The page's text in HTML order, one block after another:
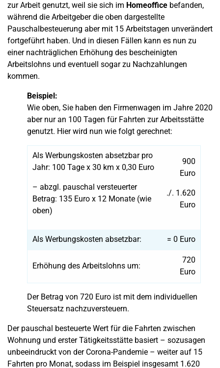
zur Arbeit genutzt, weil sie sich im Homeoffice befanden,
während die Arbeitgeber die oben dargestellte
Pauschalbesteuerung aber mit 15 Arbeitstagen unverändert
fortgeführt haben. Und in diesen Fällen kann es nun zu
einer nachträglichen Erhöhung des bescheinigten
Arbeitslohns und eventuell sogar zu Nachzahlungen
kommen.
Beispiel:
Wie oben, Sie haben den Firmenwagen im Jahre 2020
aber nur an 100 Tagen für Fahrten zur Arbeitsstätte
genutzt. Hier wird nun wie folgt gerechnet:
Als Werbungskosten absetzbar pro
Jahr: 100 Tage x 30 km x 0,30 Euro
– abzgl. pauschal versteuerter
Betrag: 135 Euro x 12 Monate (wie
oben)
900
Euro
./. 1.620
Euro
Als Werbungskosten absetzbar: = 0 Euro
Erhöhung des Arbeitslohns um:
720
Euro
Der Betrag von 720 Euro ist mit dem individuellen
Steuersatz nachzuversteuern.
Der pauschal besteuerte Wert für die Fahrten zwischen
Wohnung und erster Tätigkeitsstätte basiert – sozusagen
unbeeindruckt von der Corona-Pandemie – weiter auf 15
Fahrten pro Monat, sodass im Beispiel insgesamt 1.620